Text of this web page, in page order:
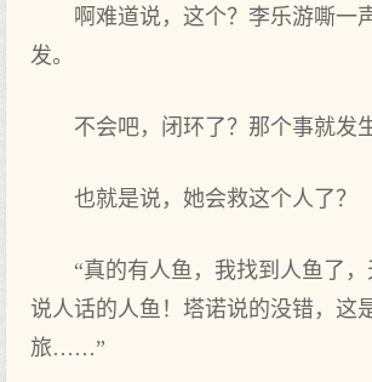
啊难道说，这个？李乐游嘶一
发。
不会吧，闭环了？那个事就发
也就是说，她会救这个人了？
“真‌的有人鱼，我‌找到‌人鱼了
说人话的人鱼！塔诺说的没‌错，这
旅……”